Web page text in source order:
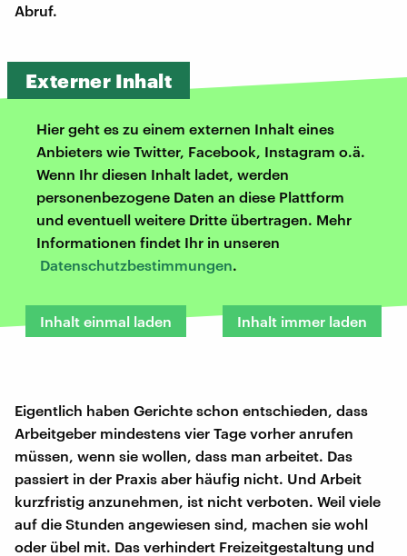
Abruf.
Externer Inhalt
Hier geht es zu einem externen Inhalt eines
Anbieters wie Twitter, Facebook, Instagram o.ä.
Wenn Ihr diesen Inhalt ladet, werden
personenbezogene Daten an diese Plattform
und eventuell weitere Dritte übertragen. Mehr
Informationen findet Ihr in unseren
Datenschutzbestimmungen.
Inhalt einmal laden Inhalt immer laden
Eigentlich haben Gerichte schon entschieden, dass
Arbeitgeber mindestens vier Tage vorher anrufen
müssen, wenn sie wollen, dass man arbeitet. Das
passiert in der Praxis aber häufig nicht. Und Arbeit
kurzfristig anzunehmen, ist nicht verboten. Weil viele
auf die Stunden angewiesen sind, machen sie wohl
oder übel mit. Das verhindert Freizeitgestaltung und